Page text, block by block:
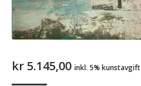
kr 5.145,00 inkl. 5% kunstavgift